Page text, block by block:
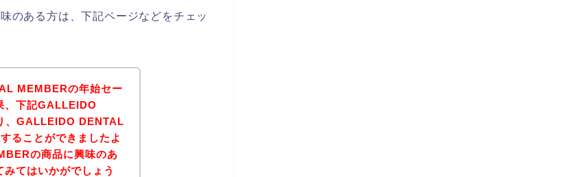
のある方は、下記ページなどをチェッ
MEMBERの年始セー
、下記GALLEIDO
、GALLEIDO DENTAL
ることができましたよ
の商品に興味のあ
てはいかがでしょう